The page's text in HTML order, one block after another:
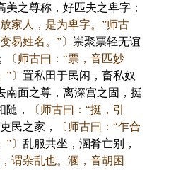
美之尊称，好匹夫之卑字；
家人，是为卑字。”师古
易姓名。”〕 崇聚票轻无谊
〔师古曰：“票，音匹妙
〕 置私田于民闲，畜私奴
南面之尊，离深宫之固，挺
随，
〔师古曰：“挺，引
民之家，
〔师古曰：“乍合
〕 乱服共坐，溷肴亡别，
谓杂乱也。溷，音胡困